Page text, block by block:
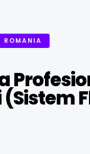
ROMANIA
(Sistem